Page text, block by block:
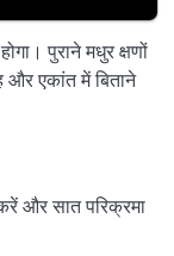
पुराने मधुर क्षणों
एकांत में बिताने
और सात परिक्रमा